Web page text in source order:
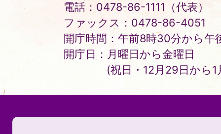
電話：0478-86-1111（代表）
ファックス：0478-86-4051
開庁時間：午前8時30分から午
開庁日：月曜日から金曜日
(祝日・12月29日から